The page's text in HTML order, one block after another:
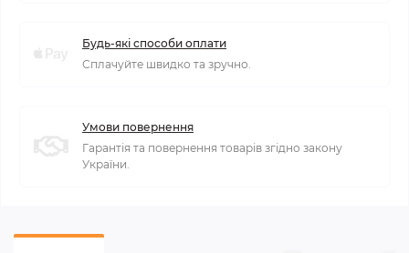
Будь-які способи оплати
Сплачуйте швидко та зручно.
Умови повернення
Гарантія та повернення товарів згідно закону
України.